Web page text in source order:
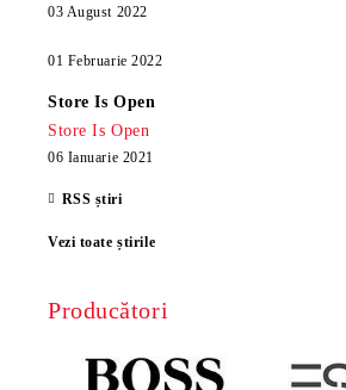
03 August 2022
01 Februarie 2022
Store Is Open
Store Is Open
06 Ianuarie 2021
RSS știri
Vezi toate știrile
Producători